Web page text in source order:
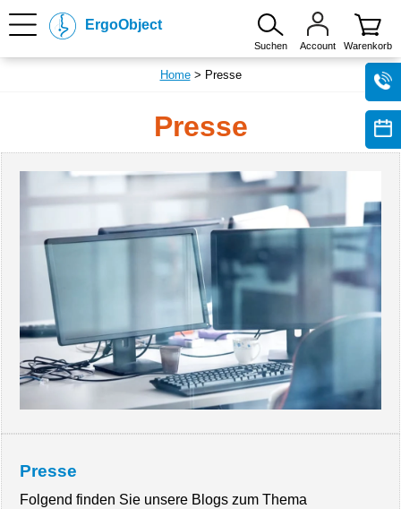
ErgoObject
Suchen Account Warenkorb
Home> Presse
Presse
Presse
Folgend finden Sie unsere Blogs zum Thema